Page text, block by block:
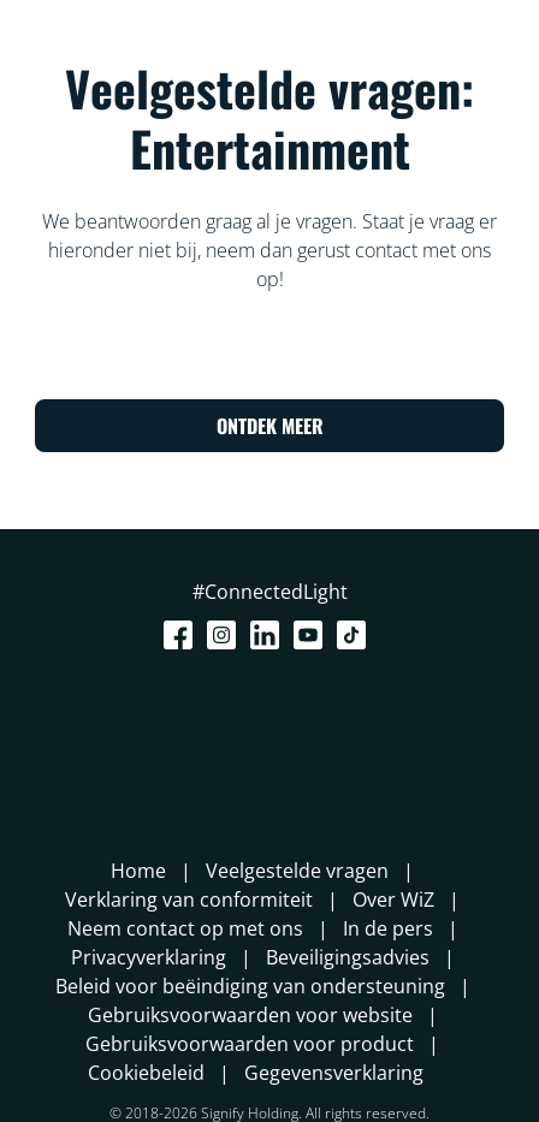
Veelgestelde vragen:
Entertainment
We beantwoorden graag al je vragen. Staat je vraag er
hieronder niet bij, neem dan gerust contact met ons
op!
ONTDEK MEER
#ConnectedLight
Home
Veelgestelde vragen
Verklaring van conformiteit
Over WiZ
Neem contact op met ons
In de pers
Privacyverklaring
Beveiligingsadvies
Beleid voor beëindiging van ondersteuning
Gebruiksvoorwaarden voor website
Gebruiksvoorwaarden voor product
Cookiebeleid
Gegevensverklaring
© 2018-2026 Signify Holding. All rights reserved.